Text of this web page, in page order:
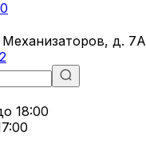
Механизаторов, д. 7А
18:00